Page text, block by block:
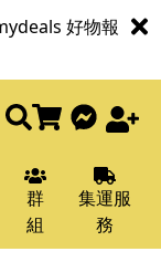
好物報
群
組
集運服
務